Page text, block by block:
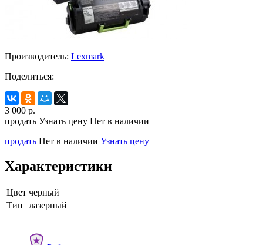
Производитель: Lexmark
Поделиться:
3 000 р.
продать Узнать цену Нет в наличии
продать Нет в наличии Узнать цену
Характеристики
Цвет черный
Тип
лазерный